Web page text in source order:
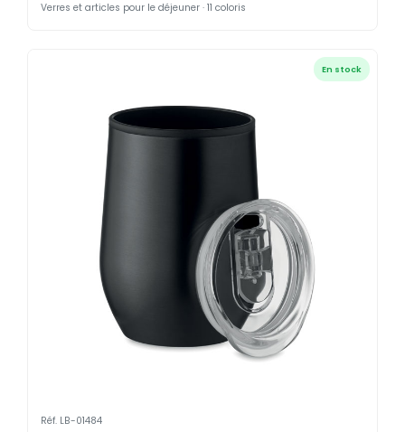
Verres et articles pour le déjeuner · 11 coloris
En stock
Réf. LB-01484